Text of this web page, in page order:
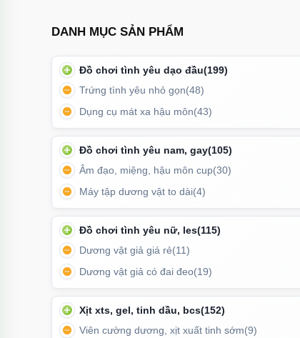
Trọng lượng nặng tay tạo cảm giác sử
DANH MỤC SẢN PHẨM
Đồ chơi tình yêu dạo đầu(199)
Trứng tình yêu nhỏ gọn(48)
Dụng cụ mát xa hậu môn(43)
Đồ chơi tình yêu nam, gay(105)
Âm đạo, miệng, hậu môn cup(30)
Máy tập dương vật to dài(4)
Đồ chơi tình yêu nữ, les(115)
Dương vật giả giá rẻ(11)
Dương vật giả có đai đeo(19)
Xịt xts, gel, tinh dầu, bcs(152)
Viên cường dương, xịt xuất tinh sớm(9)